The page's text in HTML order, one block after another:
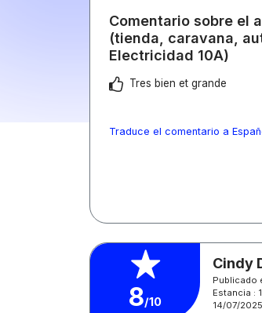
Comentario sobre el
(tienda, caravana,
Electricidad 10A)
Tres bien et grande
Traduce el comentario a
8/10
Cindy
Publicado
Estancia :
14/07/2025